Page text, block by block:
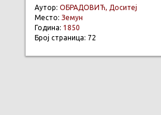
Аутор: ОБРАДОВИЋ, Доситеј
Место: Земун
Година: 1850
Број страница: 72